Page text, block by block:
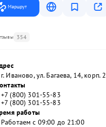
Маршрут
354
г. Иваново, ул. Багаева, 14, корп. 2
+7 (800) 301-55-83
+7 (800) 301-55-83
работы
Работаем с 09:00 до 21:00